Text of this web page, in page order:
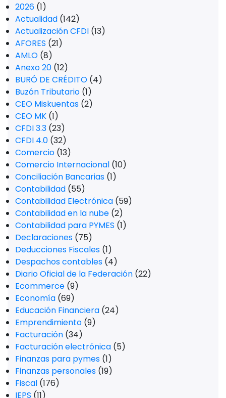
2026 (1)
Actualidad (142)
Actualización CFDI (13)
AFORES (21)
AMLO (8)
Anexo 20 (12)
BURÓ DE CRÉDITO (4)
Buzón Tributario (1)
CEO Miskuentas (2)
CEO MK (1)
CFDI 3.3 (23)
CFDI 4.0 (32)
Comercio (13)
Comercio Internacional (10)
Conciliación Bancarias (1)
Contabilidad (55)
Contabilidad Electrónica (59)
Contabilidad en la nube (2)
Contabilidad para PYMES (1)
Declaraciones (75)
Deducciones Fiscales (1)
Despachos contables (4)
Diario Oficial de la Federación (22)
Ecommerce (9)
Economía (69)
Educación Financiera (24)
Emprendimiento (9)
Facturación (34)
Facturación electrónica (5)
Finanzas para pymes (1)
Finanzas personales (19)
Fiscal (176)
IEPS (11)